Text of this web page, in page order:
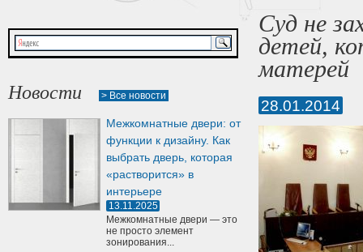
Уплотнитель для деревянных окон
Артикул:УМ.БиК-0062.IV.б
Уплотнитель лоджиевый для (4, 5, 6 мм)
Уплотнитель для деревянных дверей
Артикул:
Новости > Все новости
Межкомнатные двери: от
функции к дизайну. Как
выбрать дверь, которая
«растворится» в
интерьере
13.11.2025
Межкомнатные двери — это
не просто элемент
зонирования...
Суд не
детей,
матерей
28.01.2014